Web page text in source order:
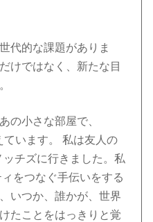
代的な課題がありま
けではなく、新たな目
の小さな部屋で、
います。 私は友人の
チズに行きました。私
をつなぐ手伝いをする
いつか、誰かが、世界
たことをはっきりと覚